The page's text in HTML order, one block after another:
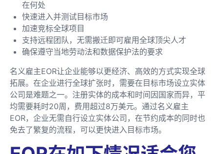
在何处
快速进入并测试目标市场
加速竞标全球项目
支持远程团队，无需搬迁即可雇用全球顶尖人才
确保遵守当地劳动法和数据保护法的要求
名义雇主EOR让企业能够以更经济、高效的方式实现全球
拓展。在企业进行全球扩张时，需要在目标市场设立实体
公司是难题之一。注册实体的成本和时间因国家而异，平
均需要耗时20周，费用超过8万美元。通过名义雇主
EOR，企业无需自行设立实体公司，在节约成本的同时也
免去了繁复的流程，可以更快进入目标市场。